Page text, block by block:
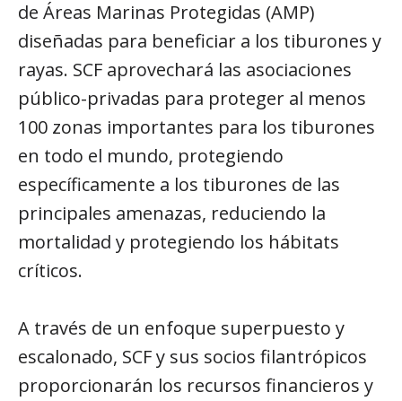
de Áreas Marinas Protegidas (AMP)
diseñadas para beneficiar a los tiburones y
rayas. SCF aprovechará las asociaciones
público-privadas para proteger al menos
100 zonas importantes para los tiburones
en todo el mundo, protegiendo
específicamente a los tiburones de las
principales amenazas, reduciendo la
mortalidad y protegiendo los hábitats
críticos.
A través de un enfoque superpuesto y
escalonado, SCF y sus socios filantrópicos
proporcionarán los recursos financieros y